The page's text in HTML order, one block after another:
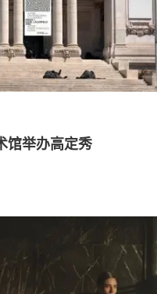
馆举办高定秀